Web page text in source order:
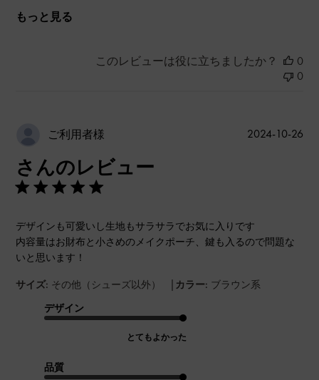
もっと見る
このレビューは役に立ちましたか？
0
0
ご利用者様
さんのレビュー
デザインも可愛いし生地もサラサラでお気に入りです
内容量はお財布と小さめのメイクポーチ、鍵も入るので問題な
いと思います！
サイズ: その他（シューズ以外） | カラー: ブラウン系
デザイン
とてもよかった
品質
公
2024-10-26